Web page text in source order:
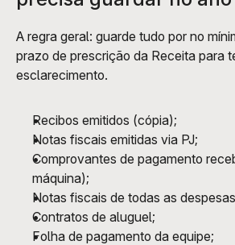
A regra geral: guarde tudo por no
prazo de prescrição da Receita para
esclarecimento.
Recibos emitidos (cópia);
Notas fiscais emitidas via PJ;
Comprovantes de pagamento
máquina);
Notas fiscais de todas as
Contratos de aluguel;
Folha de pagamento da equipe;